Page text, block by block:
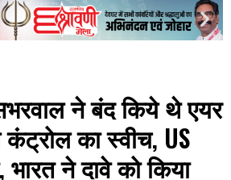
ने बंद किये थे एयर
का स्वीच, US
भारत ने दावे को किया